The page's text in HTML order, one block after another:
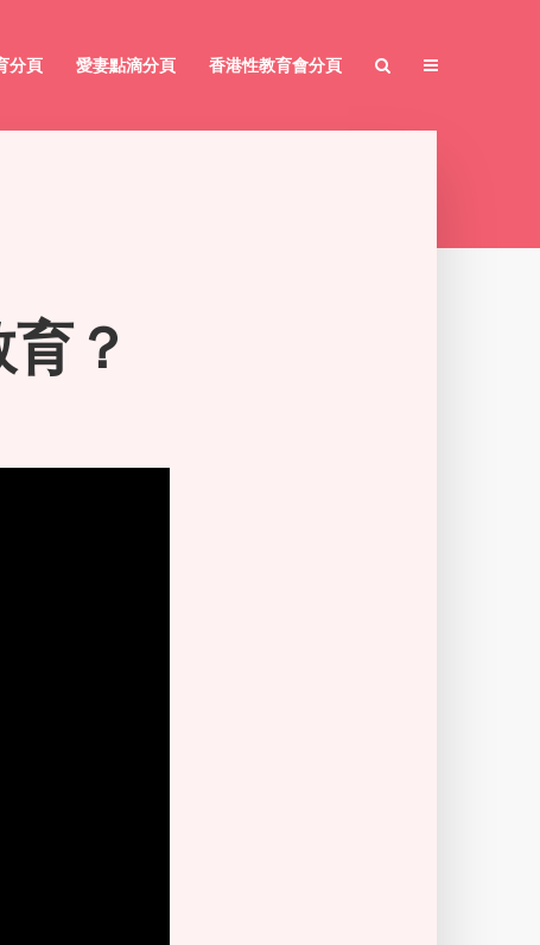
分頁 愛妻點滴分頁 香港性教育會分頁
？